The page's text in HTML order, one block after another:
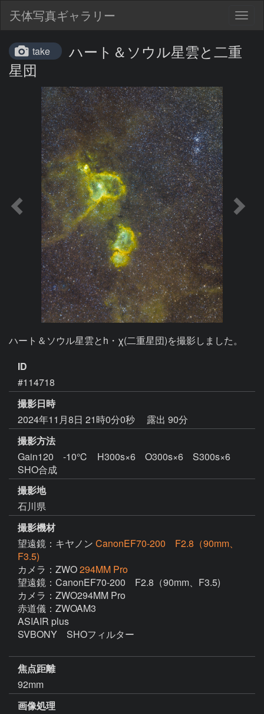
天体写真ギャラリー
take
ハート＆ソウル星雲と二重
星団
ハート＆ソウル星雲とh・χ(二重星団)を撮影しました。
ID
#114718
撮影日時
2024年11月8日 21時0分0秒
露出 90分
撮影方法
Gain120 -10℃ H300s×6 O300s×6 S300s×6
SHO合成
撮影地
石川県
撮影機材
望遠鏡：キヤノン CanonEF70-200 F2.8（90mm、
F3.5)
カメラ：ZWO294MM Pro
望遠鏡：CanonEF70-200　F2.8（90mm、F3.5)
カメラ：ZWO294MM Pro
赤道儀：ZWOAM3
ASIAIR plus
SVBONY　SHOフィルター
焦点距離
92mm
画像処理